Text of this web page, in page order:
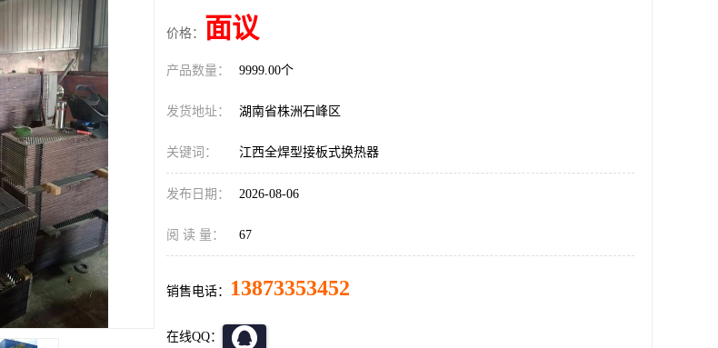
价格： 面议
产品数量： 9999.00个
发货地址： 湖南省株洲石峰区
关键词： 江西全焊型接板式换热器
发布日期： 2026-08-06
阅 读 量： 67
销售电话： 13873353452
在线QQ：